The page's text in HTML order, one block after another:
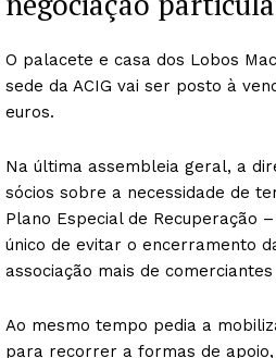
O palacete e casa dos Lobos
sede da ACIG vai ser posto à
euros.
Na última assembleia geral, a
sócios sobre a necessidade de
Plano Especial de Recuperação
único de evitar o encerramento
associação mais de
Ao mesmo tempo pedia a
para recorrer a formas de apoio,